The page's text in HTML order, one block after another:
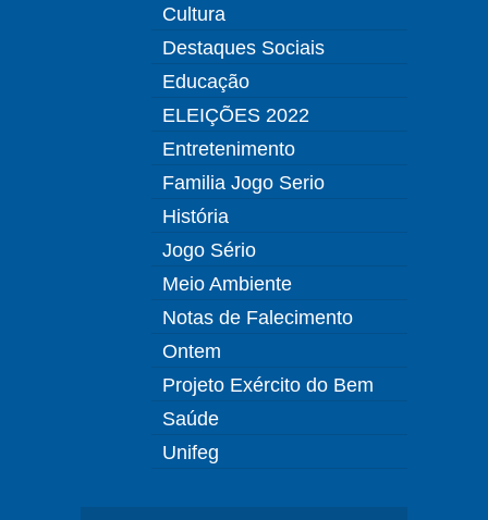
Cultura
Destaques Sociais
Educação
ELEIÇÕES 2022
Entretenimento
Familia Jogo Serio
História
Jogo Sério
Meio Ambiente
Notas de Falecimento
Ontem
Projeto Exército do Bem
Saúde
Unifeg